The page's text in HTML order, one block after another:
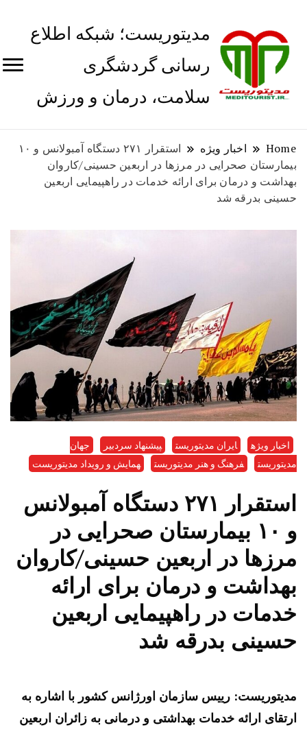
مدیتوریست؛ شبکه اطلاع
رسانی گردشگری
سلامت، درمان و ورزش
Home اخبار ویژه
استقرار ۲۷۱ دستگاه آمبولانس و ۱۰
بیمارستان صحرایی در مرزها در اربعین حسینی/کاروان
بهداشت و درمان برای ارائه خدمات در راهپیمایی اربعین
حسینی بدرقه شد
اخبار ویژه ایران مدیتوریست پیشنهاد سردبیر
جهان
مدیتوریست
فرهنگ و هنر مدیتوریست همایش و رویداد مدیتوریست
استقرار ۲۷۱ دستگاه آمبولانس
و ۱۰ بیمارستان صحرایی در
مرزها در اربعین حسینی/کاروان
بهداشت و درمان برای ارائه
خدمات در راهپیمایی اربعین
حسینی بدرقه شد
مدیتوریست: رییس سازمان اورژانس کشور با اشاره به
ارتقای ارائه خدمات بهداشتی و درمانی به زائران اربعین